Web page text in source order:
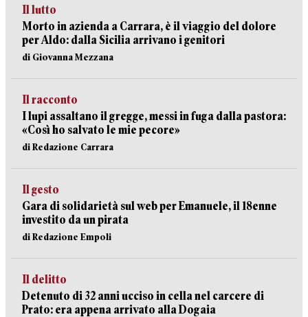
Il lutto
Morto in azienda a Carrara, è il viaggio del dolore
per Aldo: dalla Sicilia arrivano i genitori
di Giovanna Mezzana
Il racconto
I lupi assaltano il gregge, messi in fuga dalla pastora:
«Così ho salvato le mie pecore»
di Redazione Carrara
Il gesto
Gara di solidarietà sul web per Emanuele, il 18enne
investito da un pirata
di Redazione Empoli
Il delitto
Detenuto di 32 anni ucciso in cella nel carcere di
Prato: era appena arrivato alla Dogaia